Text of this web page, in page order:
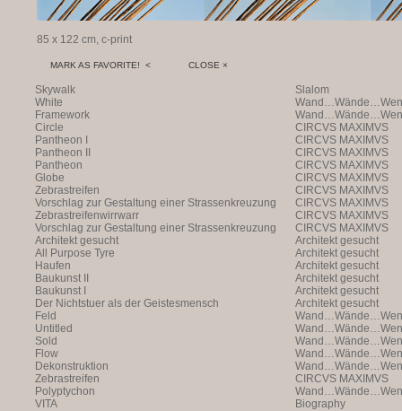
85 x 122 cm, c-print
MARK AS FAVORITE! < CLOSE ×
Skywalk
Slalom
White
Framework
Circle
CIRCVS MAXIMVS
Pantheon I
CIRCVS MAXIMVS
Pantheon II
CIRCVS MAXIMVS
Pantheon
CIRCVS MAXIMVS
Globe
CIRCVS MAXIMVS
Zebrastreifen
CIRCVS MAXIMVS
Vorschlag zur Gestaltung einer Strassenkreuzung
CIRCVS MAXIMVS
Zebrastreifenwirrwarr
CIRCVS MAXIMVS
Vorschlag zur Gestaltung einer Strassenkreuzung
CIRCVS MAXIMVS
Architekt gesucht
Architekt gesucht
All Purpose Tyre
Architekt gesucht
Haufen
Architekt gesucht
Baukunst II
Architekt gesucht
Baukunst I
Architekt gesucht
Der Nichtstuer als der Geistesmensch
Architekt gesucht
Feld
Untitled
Sold
Flow
Dekonstruktion
Zebrastreifen
CIRCVS MAXIMVS
Polyptychon
VITA
Biography